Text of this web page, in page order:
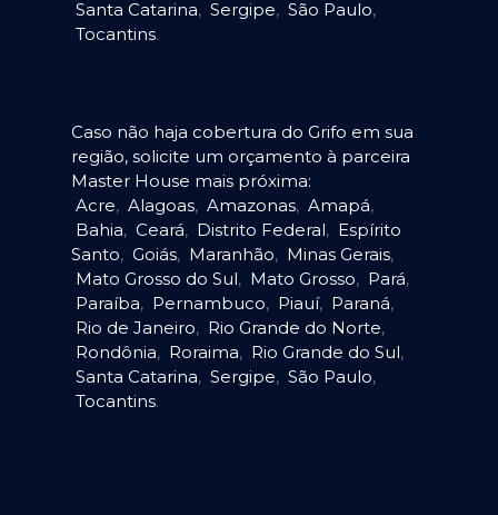
Santa Catarina, Sergipe, São Paulo,
Tocantins.
Caso não haja cobertura do Grifo em sua
região, solicite um orçamento à parceira
Master House mais próxima:
Acre, Alagoas, Amazonas, Amapá,
Bahia, Ceará, Distrito Federal, Espírito
Santo, Goiás, Maranhão, Minas Gerais,
Mato Grosso do Sul, Mato Grosso, Pará,
Paraíba, Pernambuco, Piauí, Paraná,
Rio de Janeiro, Rio Grande do Norte,
Rondônia, Roraima, Rio Grande do Sul,
Santa Catarina, Sergipe, São Paulo,
Tocantins.